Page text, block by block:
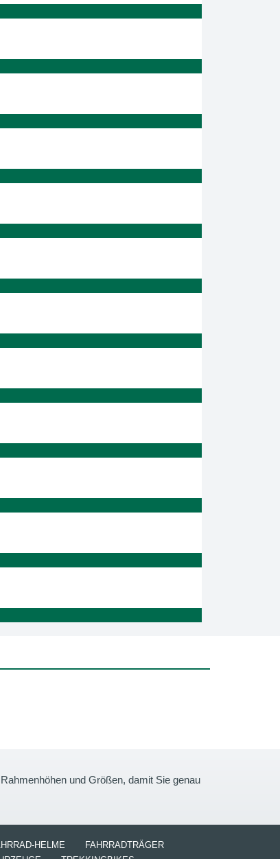
und Größen, damit Sie genau
HELME
FAHRRADTRÄGER